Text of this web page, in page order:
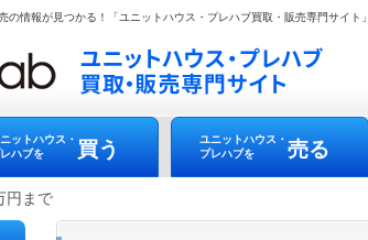
の情報が見つかる！「ユニットハウス・プレハブ買取・販売専門サイト」
ットハウス・
ハブを
買う
ユニットハウス・
プレハブを
売る
円まで